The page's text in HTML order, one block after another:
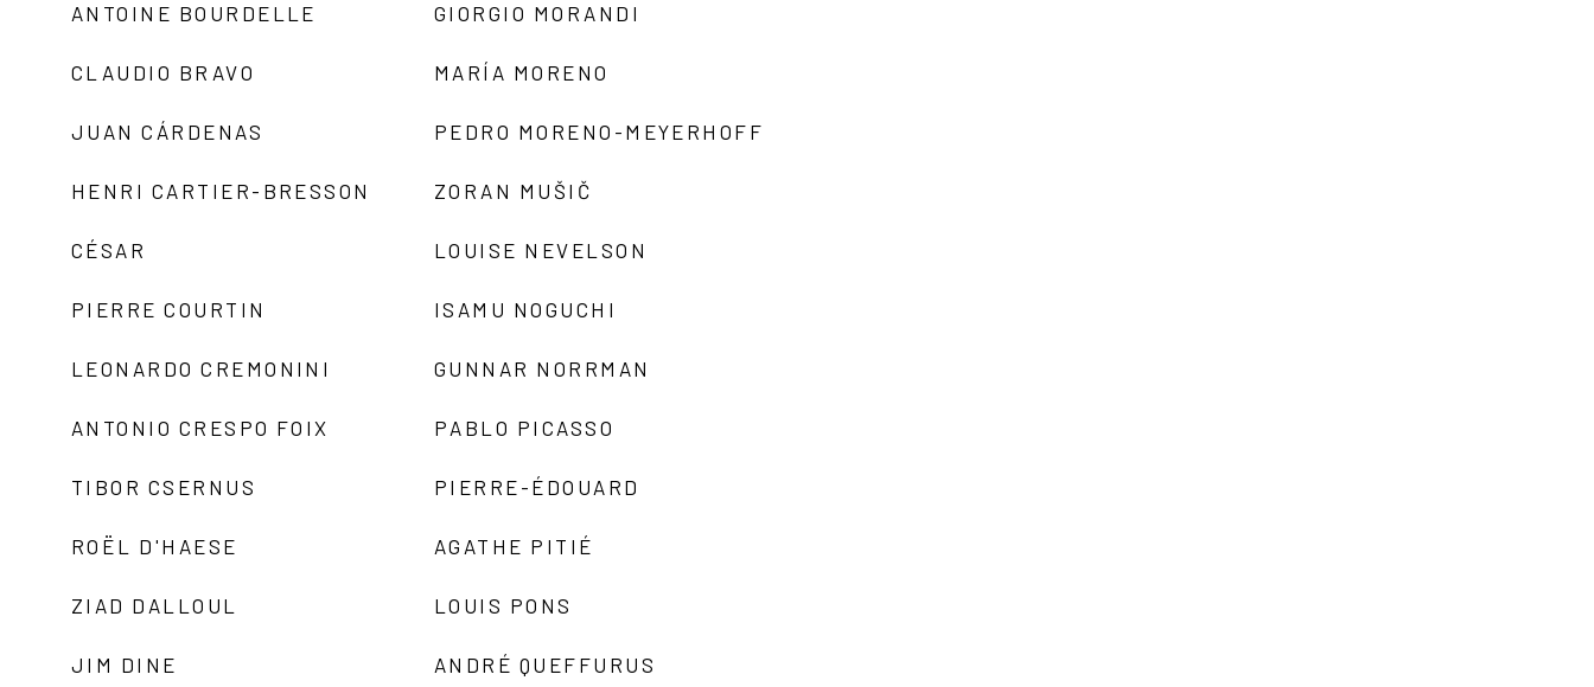
ANTOINE BOURDELLE
CLAUDIO BRAVO
JUAN CÁRDENAS
HENRI CARTIER-BRESSON
CÉSAR
PIERRE COURTIN
LEONARDO CREMONINI
ANTONIO CRESPO FOIX
TIBOR CSERNUS
ROËL D'HAESE
ZIAD DALLOUL
JIM DINE
GIORGIO MORANDI
MARÍA MORENO
PEDRO MORENO-MEYERHOFF
ZORAN MUŠIČ
LOUISE NEVELSON
ISAMU NOGUCHI
GUNNAR NORRMAN
PABLO PICASSO
PIERRE-ÉDOUARD
AGATHE PITIÉ
LOUIS PONS
ANDRÉ QUEFFURUS